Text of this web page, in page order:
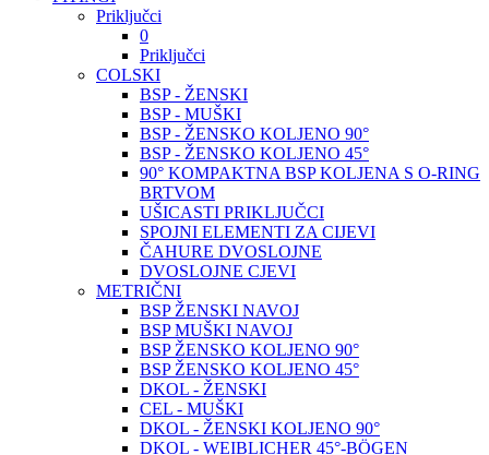
Priključci
0
Priključci
COLSKI
BSP - ŽENSKI
BSP - MUŠKI
BSP - ŽENSKO KOLJENO 90°
BSP - ŽENSKO KOLJENO 45°
90° KOMPAKTNA BSP KOLJENA S O-RING
BRTVOM
UŠICASTI PRIKLJUČCI
SPOJNI ELEMENTI ZA CIJEVI
ČAHURE DVOSLOJNE
DVOSLOJNE CJEVI
METRIČNI
BSP ŽENSKI NAVOJ
BSP MUŠKI NAVOJ
BSP ŽENSKO KOLJENO 90°
BSP ŽENSKO KOLJENO 45°
DKOL - ŽENSKI
CEL - MUŠKI
DKOL - ŽENSKI KOLJENO 90°
DKOL - WEIBLICHER 45°-BÖGEN